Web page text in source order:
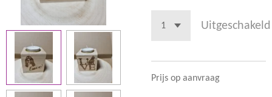
Uitgeschakeld
Prijs op aanvraag